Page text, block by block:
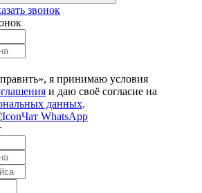
звонок
я принимаю условия
и даю своё согласие на
данных.
Чат WhatsApp